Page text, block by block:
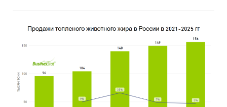
Информация, собранная BusinesStat:
Оценки потребления стеклянной посуды
Показатели розничной торговли
стеклянной посудой
Оценки экспертов рынка посуды
Потребительские товары